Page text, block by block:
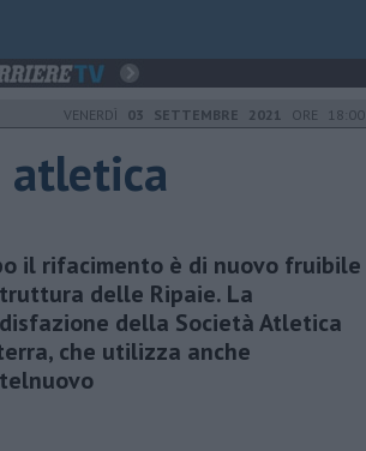
VENERDÌ 03 SETTEMBRE 2021 ORE 18:00
atletica
il rifacimento è di nuovo fruibile
delle Ripaie. La
della Società Atletica
che utilizza anche